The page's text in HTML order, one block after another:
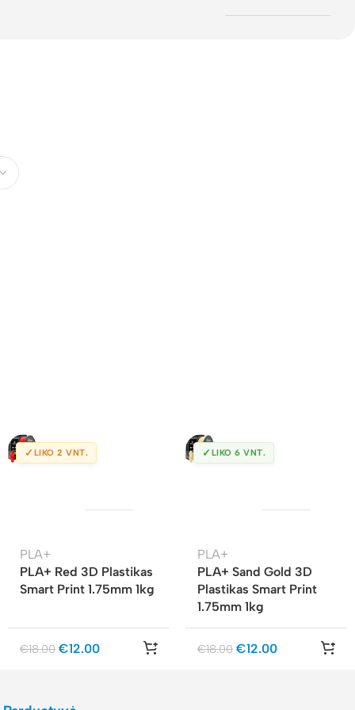
✓ LIKO 2 VNT.
PLA+
PLA+ Red 3D Plastikas
Smart Print 1.75mm 1kg
€18.00 €12.00
✓ LIKO 6 VNT.
PLA+
PLA+ Sand Gold 3D
Plastikas Smart Print
1.75mm 1kg
€18.00 €12.00